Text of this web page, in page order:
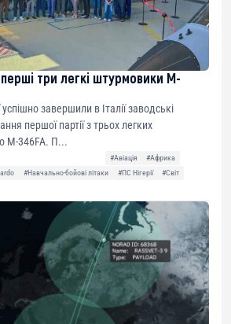
три легкі штурмовики M-
успішно завершили в Італії заводські
першої партії з трьох легких
M-346FA. П...
#Авіація
#Африка
#Навчально-бойові літаки #ПС Нігерії
#Світ